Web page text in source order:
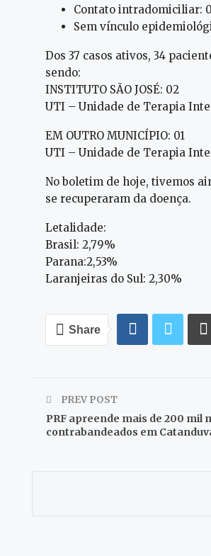
Contato intradomiciliar:
Sem vínculo
Dos 37 casos ativos, 34
sendo:
INSTITUTO SÃO JOSÉ: 02
UTI – Unidade de Terapia
EM OUTRO MUNICÍPIO: 01
UTI – Unidade de Terapia
No boletim de hoje, tivemos
se recuperaram da doença.
Letalidade:
Brasil: 2,79%
Parana:2,53%
Laranjeiras do Sul: 2,30%
Share
PREV POST
PRF apreende mais de 200 mil
contrabandeados em